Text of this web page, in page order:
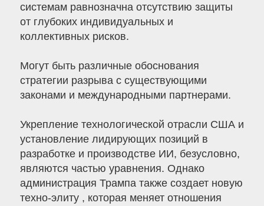
системам равнозначна отсутствию защиты
от глубоких индивидуальных и
коллективных рисков.
Могут быть различные обоснования
стратегии разрыва с существующими
законами и международными партнерами.
Укрепление технологической отрасли США и
установление лидирующих позиций в
разработке и производстве ИИ, безусловно,
являются частью уравнения. Однако
администрация Трампа также создает новую
техно-элиту , которая меняет отношения